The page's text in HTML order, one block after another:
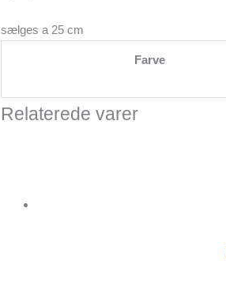
sælges a 25 cm
Farve
Relaterede varer